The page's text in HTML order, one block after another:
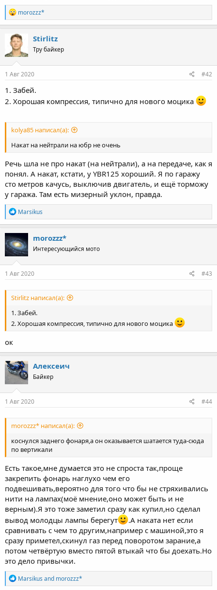
R
e
a
c
t
i
o
n
s
morozzz*
Stirlitz
Тру байкер
1 Авг 2020 #42
1. Забей.
2. Хорошая компрессия, типично для нового моцика
kolya85 написал(а):
Накат на нейтрали на юбр не очень
Речь шла не про накат (на нейтрали), а на передаче, как я
понял. А накат, кстати, у YBR125 хороший. Я по гаражу
сто метров качусь, выключив двигатель, и ещё торможу
у гаража. Там есть мизерный уклон, правда.
R
e
a
c
t
i
o
n
s
Marsikus
morozzz*
Интересующийся мото
1 Авг 2020 #43
Stirlitz написал(а):
1. Забей.
2. Хорошая компрессия, типично для нового моцика
ок
Алексеич
Байкер
1 Авг 2020 #44
morozzz* написал(а):
коснулся заднего фонаря,а он оказывается шатается туда-сюда
по вертикали
Есть такое,мне думается это не спроста так,проще
закрепить фонарь наглухо чем его
подвешивать,вероятно для того что бы не стряхивались
нити на лампах(моё мнение,оно может быть и не
верным).Я это тоже заметил сразу как купил,но сделал
вывод молодцы лампы берегут
.А наката нет если
сравнивать с чем то другим,например с машиной,это я
сразу приметел,скинул газ перед поворотом зарание,а
потом четвёртую вместо пятой втыкай что бы доехать.Но
это дело привычки.
R
e
Marsikus and morozzz*